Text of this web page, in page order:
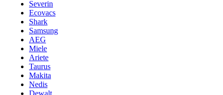
Severin
Ecovacs
Shark
Samsung
AEG
Miele
Ariete
Taurus
Makita
Nedis
Dewalt